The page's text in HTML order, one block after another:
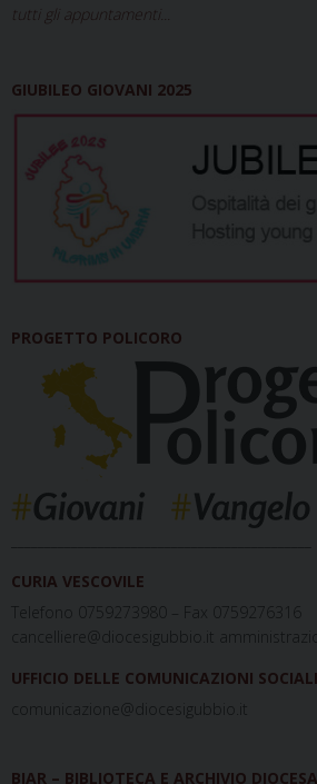
tutti gli appuntamenti...
GIUBILEO GIOVANI 2025
PROGETTO POLICORO
CURIA VESCOVILE
Telefono 0759273980 – Fax 0759276316
cancelliere@diocesigubbio.it
UFFICIO DELLE COMUNICAZIONI SOCIALI
comunicazione@diocesigubbio.it
BIAR – BIBLIOTECA E ARCHIVIO